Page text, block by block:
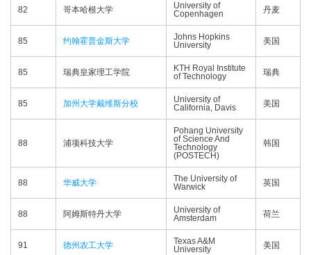
82 哥本哈根大学
University of
Copenhagen
丹麦
85 约翰霍普金斯大学
Johns Hopkins
University
美国
85 瑞典皇家理工学院
KTH Royal Institute
of Technology
瑞典
85 加州大学戴维斯分校
University of
California, Davis
美国
88 浦项科技大学
Pohang University
of Science And
Technology
(POSTECH)
韩国
88 华威大学
The University of
Warwick
英国
88 阿姆斯特丹大学
University of
Amsterdam
荷兰
91 德州农工大学
Texas A&M
University
美国